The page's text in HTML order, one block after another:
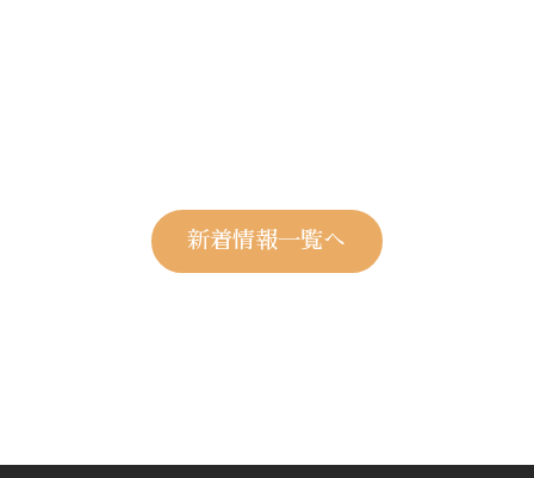
新着情報一覧へ